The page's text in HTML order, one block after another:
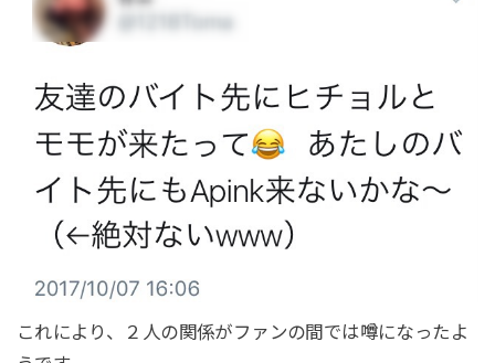
これにより、２人の関係がファンの間では噂になったよ